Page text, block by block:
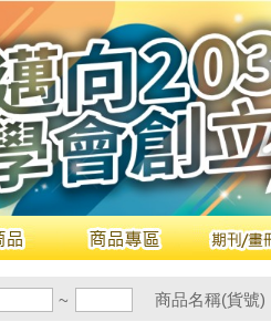
~ 商品名稱(貨號